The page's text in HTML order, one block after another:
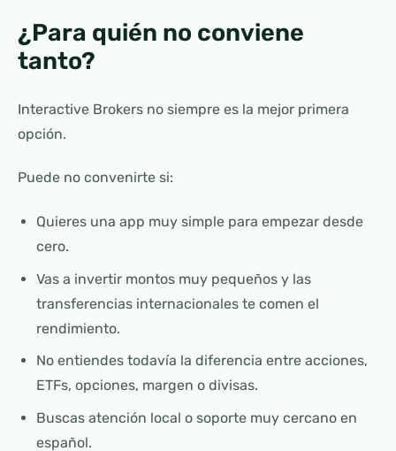
¿Para quién no conviene
tanto?
Interactive Brokers no siempre es la mejor primera
opción.
Puede no convenirte si:
Quieres una app muy simple para empezar desde
cero.
Vas a invertir montos muy pequeños y las
transferencias internacionales te comen el
rendimiento.
No entiendes todavía la diferencia entre acciones,
ETFs, opciones, margen o divisas.
Buscas atención local o soporte muy cercano en
español.